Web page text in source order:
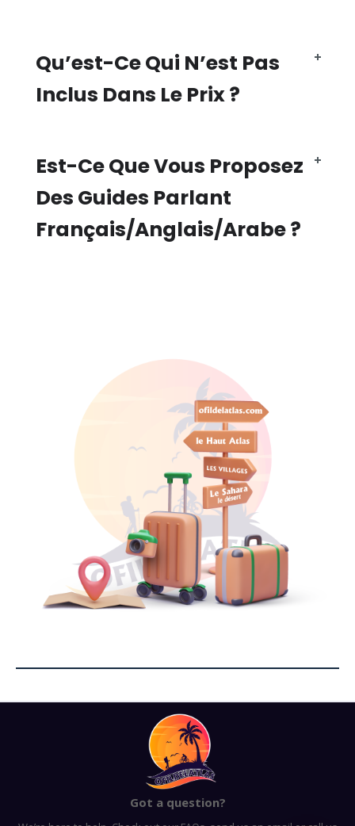
Qu’est-Ce Qui N’est Pas
Inclus Dans Le Prix ?
Est-Ce Que Vous Proposez
Des Guides Parlant
Français/anglais/arabe ?
Got a question?